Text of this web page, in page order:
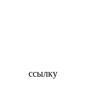
ссылку